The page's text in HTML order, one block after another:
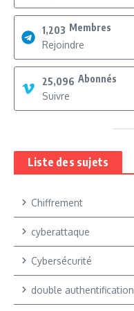
1,203 Membres
Rejoindre
25,096 Abonnés
Suivre
Liste des sujets
Chiffrement
cyberattaque
Cybersécurité
double authentification